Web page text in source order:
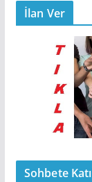
İlan Ver
Sohbete